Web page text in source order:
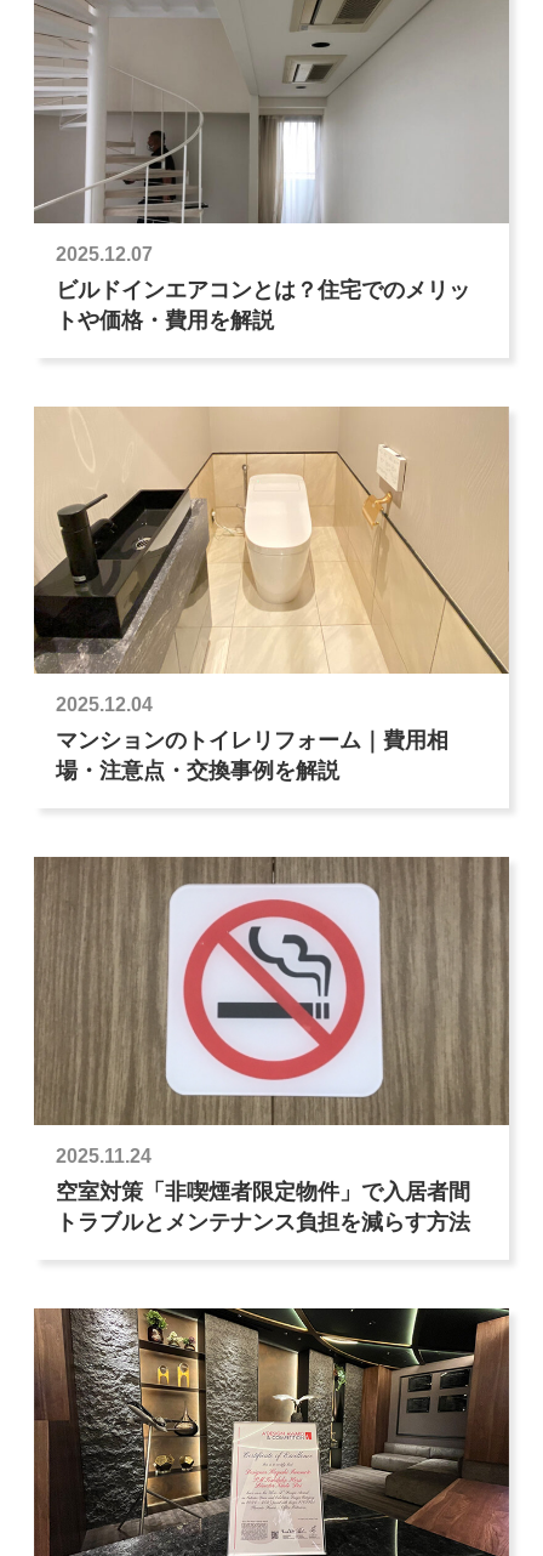
2025.12.07
ビルドインエアコンとは？住宅でのメリッ
トや価格・費用を解説
2025.12.04
マンションのトイレリフォーム｜費用相
場・注意点・交換事例を解説
2025.11.24
空室対策「非喫煙者限定物件」で入居者間
トラブルとメンテナンス負担を減らす方法